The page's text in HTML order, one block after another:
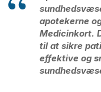
apotekerne
Medicinkort.
til at sikre
effektive og